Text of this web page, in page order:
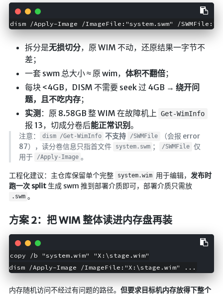
dism /Apply-Image /ImageFile:"system.swm" /
拆分是无损切分，原 WIM 不动，还原结果一字节不
差；
一套 swm 总大小 ≈ 原 wim， 体积不翻倍；
每块 <4GB，DISM 不需要 seek 过 4GB → 绕开问
题，且不吃内存；
实测 ：原 8.58GB 整 WIM 在故障机上 Get-WimInfo
报 13，切成分卷后能正常识别 。
注意： dism /Get-WimInfo 不支持 /SWMFile
（会报 error
87），读分卷信息只指首文件
system.swm ； /SWMFile 仅
用于
/Apply-Image 。
工程化建议：主仓库保留单个完整 system.wim 用于编辑，发布时
跑一次 split生成 swm 推到部署介质即可，部署介质只需放
.swm 。
方案 2：把 WIM 整体读进内存盘再装
copy /b "system.wim" "X:\stage.wim"
dism /Apply-Image /ImageFile:"X:\stage.wim" ...
内存随机访问不经过有问题的路径。 但要求目标机内存放得下整个